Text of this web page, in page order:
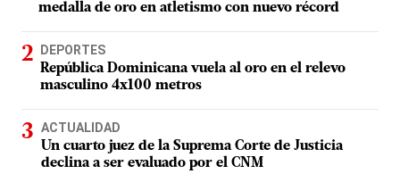
medalla de oro en atletismo con nuevo récord
DEPORTES
República Dominicana vuela al oro en el relevo
masculino 4x100 metros
ACTUALIDAD
Un cuarto juez de la Suprema Corte de Justicia
declina a ser evaluado por el CNM